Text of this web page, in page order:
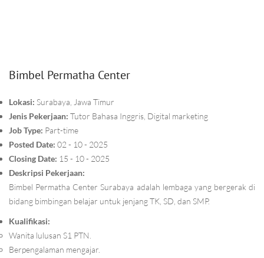
Bimbel Permatha Center
Lokasi: Surabaya, Jawa Timur
Jenis Pekerjaan: Tutor Bahasa Inggris, Digital marketing
Job Type: Part-time
Posted Date: 02 - 10 - 2025
Closing Date: 15 - 10 - 2025
Deskripsi Pekerjaan:
Bimbel Permatha Center Surabaya adalah lembaga yang bergerak di
bidang bimbingan belajar untuk jenjang TK, SD, dan SMP.
Kualifikasi:
Wanita lulusan S1 PTN.
Berpengalaman mengajar.